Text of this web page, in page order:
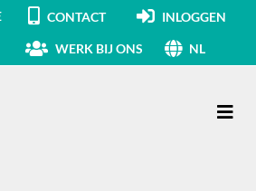
CONTACT INLOGGEN
WERK BIJ ONS NL